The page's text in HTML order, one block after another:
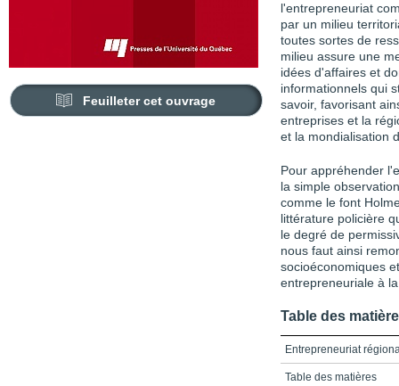
Feuilleter cet ouvrage
l'entrepreneuriat
par un milieu
toutes sortes de
milieu assure une
idées d'affaires et
informationnels qui
savoir, favorisant
entreprises et la
et la mondialisation
Pour appréhender
la simple
comme le font
littérature policière
le degré de
nous faut ainsi
socioéconomiques
entrepreneuriale à
Table des
Entrepreneuriat
Table des matières